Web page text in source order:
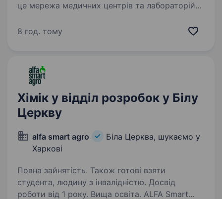
це мережа медичних центрів та лабораторій
медицину доступною. Завдяки міжнарод ному
8 год. тому
Хімік у відділ розробок у Білу
Церкву
alfa smart agro
Біла Церква, шукаємо у
Харкові
Повна зайнятість. Також готові взяти
студента, людину з інвалідністю. Досвід
роботи від 1 року. Вища освіта. ALFA Smart